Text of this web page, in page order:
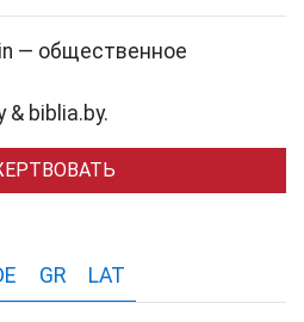
— общественное
& biblia.by.
GR LAT